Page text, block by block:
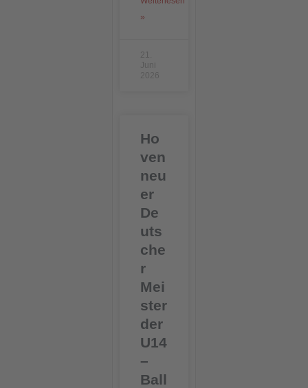
»
21.
Juni
2026
Ho
ven
neu
er
De
uts
che
r
Mei
ster
der
U14
–
Ball